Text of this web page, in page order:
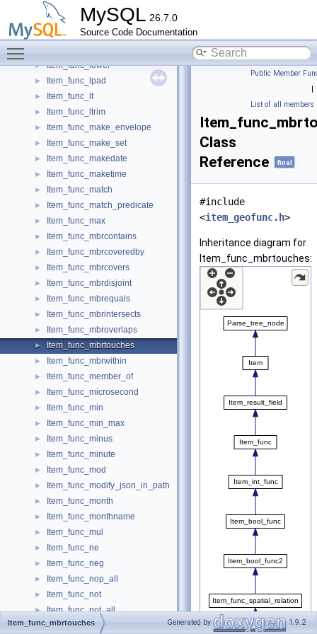
MySQL 26.7.0
Source Code Documentation
Item_func_log
Item_func_log10
► Item_func_log2
► Item_func_lower
► Item_func_lpad
► Item_func_lt
► Item_func_ltrim
► Item_func_make_envelope
► Item_func_make_set
► Item_func_makedate
► Item_func_maketime
► Item_func_match
► Item_func_match_predicate
► Item_func_max
► Item_func_mbrcontains
► Item_func_mbrcoveredby
► Item_func_mbrcovers
► Item_func_mbrdisjoint
► Item_func_mbrequals
► Item_func_mbrintersects
► Item_func_mbroverlaps
► Item_func_mbrtouches
► Item_func_mbrwithin
► Item_func_member_of
► Item_func_microsecond
► Item_func_min
► Item_func_min_max
► Item_func_minus
► Item_func_minute
► Item_func_mod
► Item_func_modify_json_in_path
► Item_func_month
► Item_func_monthname
► Item_func_mul
► Item_func_ne
► Item_func_neg
► Item_func_nop_all
► Item_func_not
► Item_func_not_all
► Item_func_now
Public Member
|
List of all members
Class
Reference
final
#include
<item_geofunc.h>
Inheritance diagram for
Item_func_mbrtouches:
Item_func_mbrtouches Generated by 1.9.2